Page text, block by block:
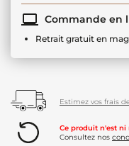
Commande en
Retrait gratuit en
Estimez vos frais
Ce produit n'est ni
Consultez nos